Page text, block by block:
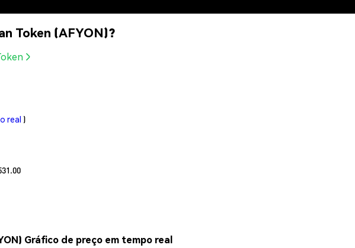
Token (AFYON)?
real )
Gráfico de preço em tempo real